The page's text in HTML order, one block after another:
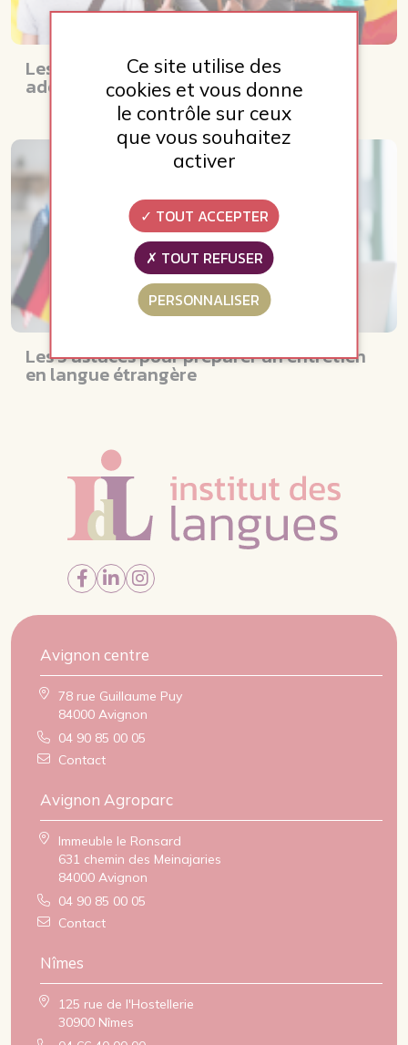
Les 7 évasions linguistiques pour les
adeptes de l'espagnol
Les 5 astuces pour préparer un entretien
en langue étrangère
Avignon centre
78 rue Guillaume Puy
84000 Avignon
04 90 85 00 05
Contact
Avignon Agroparc
Immeuble le Ronsard
631 chemin des Meinajaries
84000 Avignon
04 90 85 00 05
Contact
Nîmes
125 rue de l'Hostellerie
30900 Nîmes
Ce site utilise des
cookies et vous donne
le contrôle sur ceux
que vous souhaitez
activer
TOUT ACCEPTER
TOUT REFUSER
PERSONNALISER